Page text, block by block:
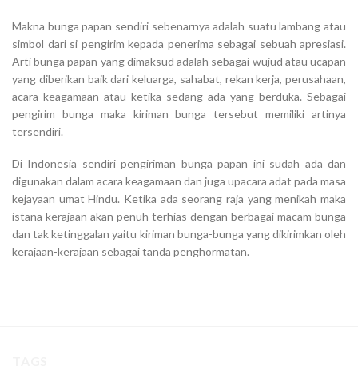
Makna bunga papan sendiri sebenarnya adalah suatu lambang atau
simbol dari si pengirim kepada penerima sebagai sebuah apresiasi.
Arti bunga papan yang dimaksud adalah sebagai wujud atau ucapan
yang diberikan baik dari keluarga, sahabat, rekan kerja, perusahaan,
acara keagamaan atau ketika sedang ada yang berduka. Sebagai
pengirim bunga maka kiriman bunga tersebut memiliki artinya
tersendiri.
Di Indonesia sendiri pengiriman bunga papan ini sudah ada dan
digunakan dalam acara keagamaan dan juga upacara adat pada masa
kejayaan umat Hindu. Ketika ada seorang raja yang menikah maka
istana kerajaan akan penuh terhias dengan berbagai macam bunga
dan tak ketinggalan yaitu kiriman bunga-bunga yang dikirimkan oleh
kerajaan-kerajaan sebagai tanda penghormatan.